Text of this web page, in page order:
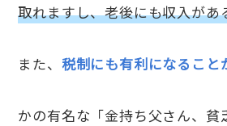
取れますし、老後にも収入があ
また、 税制にも有利になること
かの有名な「金持ち父さん、貧